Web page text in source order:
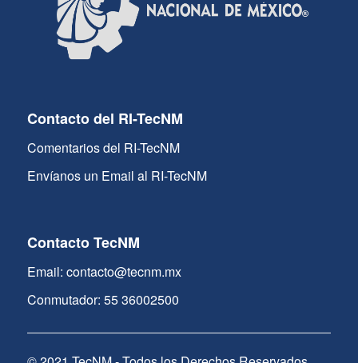
Contacto del RI-TecNM
Comentarios del RI-TecNM
Envíanos un Email al RI-TecNM
Contacto TecNM
Email: contacto@tecnm.mx
Conmutador: 55 36002500